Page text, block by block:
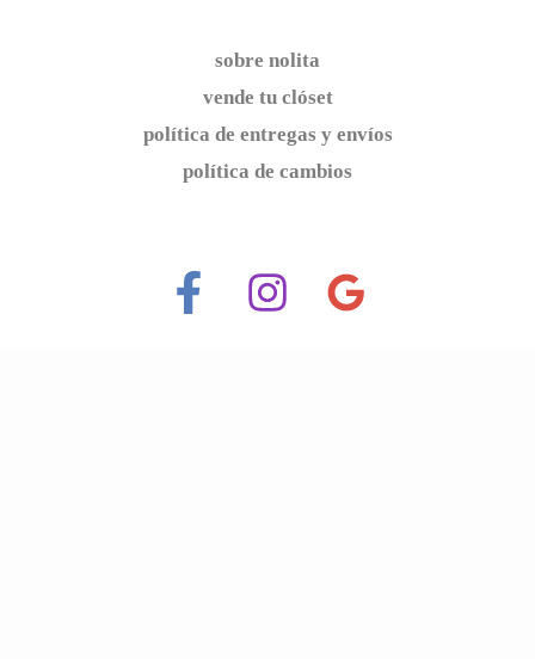
sobre nolita
vende tu clóset
política de entregas y envíos
política de cambios